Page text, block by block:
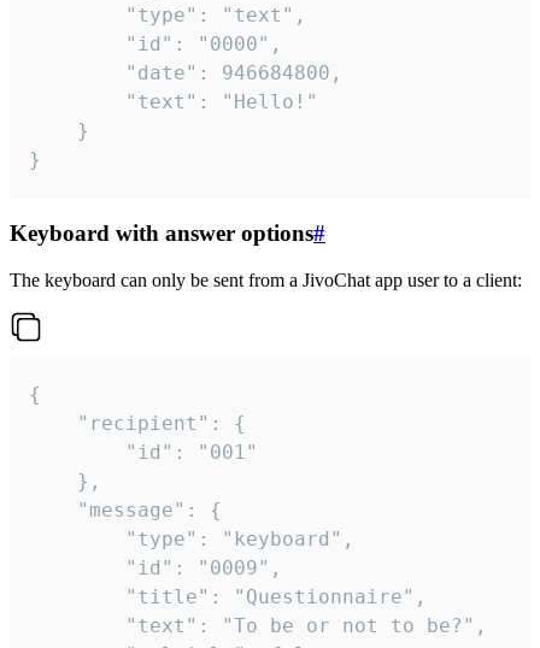
}
Keyboard with answer options#
The keyboard can only be sent from a JivoChat app user to a client:
{